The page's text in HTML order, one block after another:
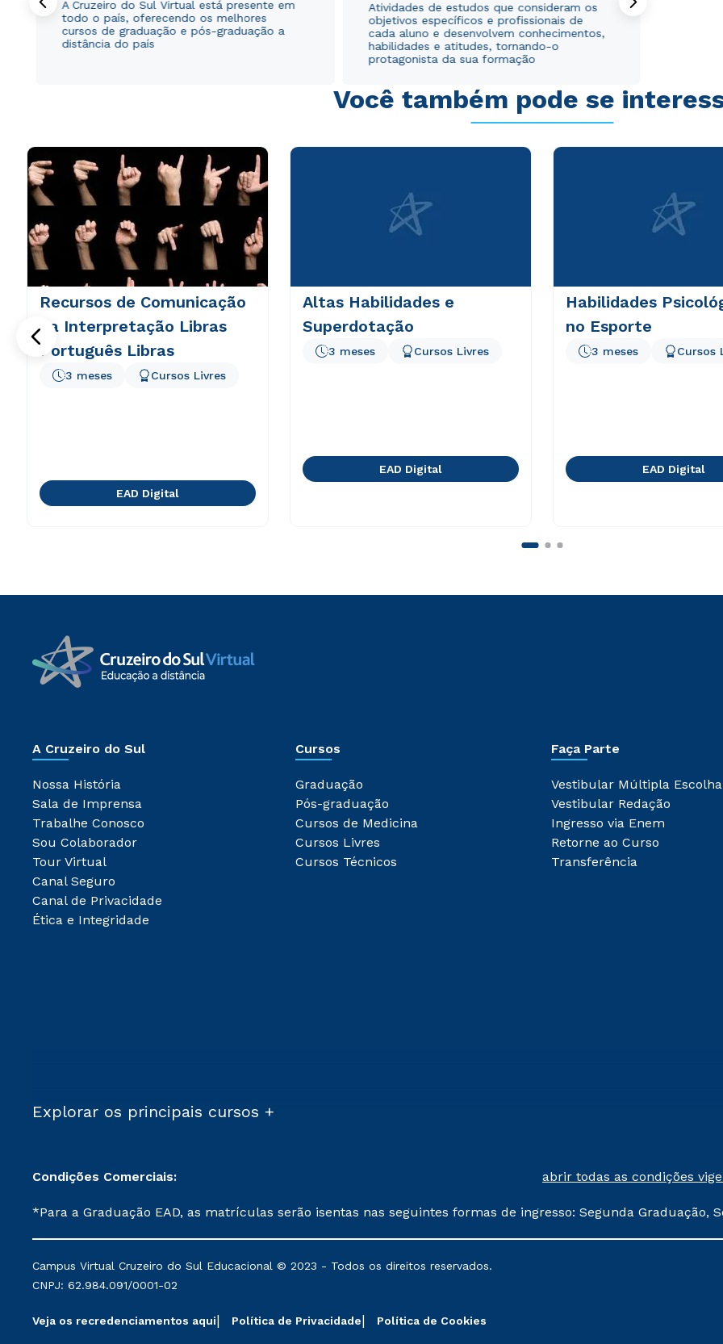
A Cruzeiro do Sul Virtual está presente em
todo o país, oferecendo os melhores
cursos de graduação e pós-graduação a
distância do país
Atividades de estudos que consideram os
objetivos específicos e profissionais de
cada aluno e desenvolvem conhecimentos,
habilidades e atitudes, tornando-o
protagonista da sua formação
Você também pode se
Recursos de Comunicação
na Interpretação Libras
Português Libras
3 meses Cursos Livres
EAD Digital
Altas Habilidades e
Superdotação
3 meses Cursos Livres
EAD Digital
Habilidades
no Esporte
3 meses Cursos
EAD Digital
A Cruzeiro do Sul
Nossa História
Sala de Imprensa
Trabalhe Conosco
Sou Colaborador
Tour Virtual
Canal Seguro
Canal de Privacidade
Ética e Integridade
Cursos
Graduação
Pós-graduação
Cursos de Medicina
Cursos Livres
Cursos Técnicos
Faça Parte
Vestibular Múltipla Escolha
Vestibular Redação
Ingresso via Enem
Retorne ao Curso
Transferência
Explorar os principais cursos +
Condições Comerciais: abrir todas as condições
*Para a Graduação EAD, as matrículas serão isentas nas seguintes formas de ingresso: Segunda Graduação,
mantidos conforme negociação. Descontos institucionais poderão sofrer alterações nos períodos de
serviços.
Campus Virtual Cruzeiro do Sul Educacional © 2023 - Todos os direitos reservados.
CNPJ: 62.984.091/0001-02
Veja os recredenciamentos aqui Política de Privacidade Política de Cookies
Rápido e fácil
WhatsApp
ou
envio de conteúdos da Cruzeiro do Sul.
Rápido e fácil
WhatsApp
ou
envio de conteúdos da Cruzeiro do Sul.